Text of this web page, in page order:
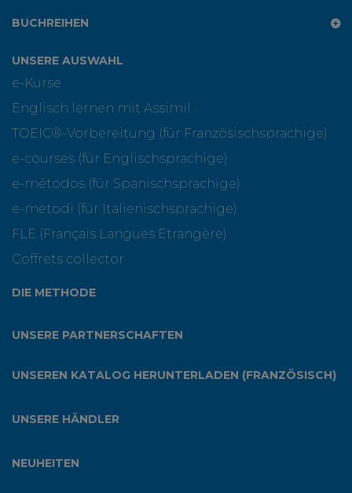
BUCHREIHEN
UNSERE AUSWAHL
e-Kurse
Englisch lernen mit Assimil
TOEIC®-Vorbereitung (für Französischsprachige)
e-courses (für Englischsprachige)
e-métodos (für Spanischsprachige)
e-metodi (für Italienischsprachige)
FLE (Français Langues Etrangère)
Coffrets collector
DIE METHODE
UNSERE PARTNERSCHAFTEN
UNSEREN KATALOG HERUNTERLADEN (FRANZÖSISCH)
UNSERE HÄNDLER
NEUHEITEN